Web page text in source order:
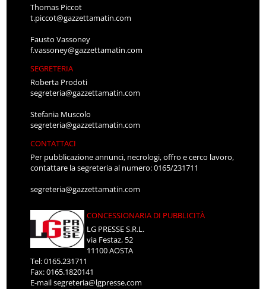
Thomas Piccot
t.piccot@gazzettamatin.com
Fausto Vassoney
f.vassoney@gazzettamatin.com
SEGRETERIA
Roberta Prodoti
segreteria@gazzettamatin.com
Stefania Muscolo
segreteria@gazzettamatin.com
CONTATTACI
Per pubblicazione annunci, necrologi, offro e cerco lavoro,
contattare la segreteria al numero: 0165/231711
segreteria@gazzettamatin.com
CONCESSIONARIA DI PUBBLICITÀ
LG PRESSE S.R.L.
via Festaz, 52
11100 AOSTA
Tel: 0165.231711
Fax: 0165.1820141
E-mailsegreteria@lgpresse.com